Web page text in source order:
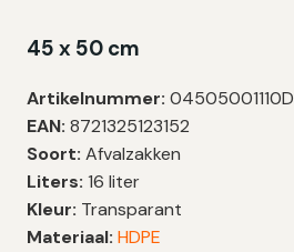
45 x 50 cm
Artikelnummer: 04505001110D
EAN: 8721325123152
Soort: Afvalzakken
Liters: 16 liter
Kleur: Transparant
Materiaal: HDPE